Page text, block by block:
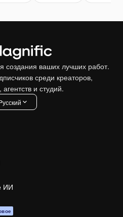
создания ваших лучших работ.
среди креаторов,
и студий.
ИИ